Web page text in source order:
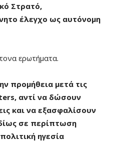
Στρατό,
έλεγχο ως αυτόνομη
ερωτήματα.
προμήθεια μετά τις
αντί να δώσουν
και να εξασφαλίσουν
σε περίπτωση
ηγεσία